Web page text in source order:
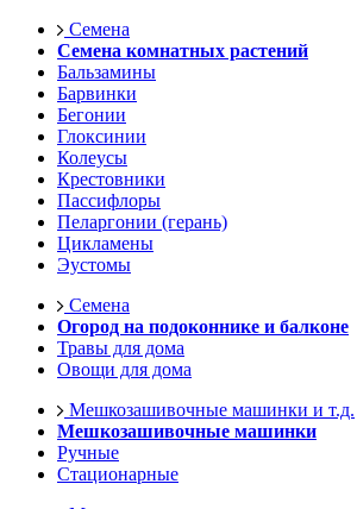
Семена
Семена комнатных растений
Бальзамины
Барвинки
Бегонии
Глоксинии
Колеусы
Крестовники
Пассифлоры
Пеларгонии (герань)
Цикламены
Эустомы
Семена
Огород на подоконнике и балконе
Травы для дома
Овощи для дома
Мешкозашивочные машинки и т.д.
Мешкозашивочные машинки
Ручные
Стационарные